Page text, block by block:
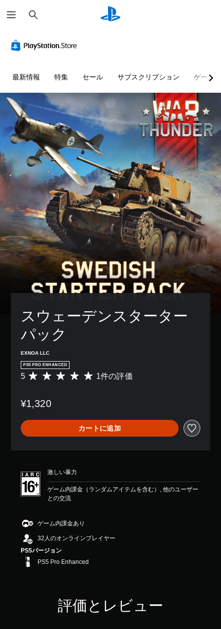
索
最新情報 特集 セール サブスクリプション ゲーム
スウェーデンスターター
パック
EXNOA LLC
PS5 PRO ENHANCED
評
は
、
平
均
5
段
階
5
で
す
5 1件の評価
¥1,320
カートに追加
激しい暴力
ゲーム内課金（ランダムアイテムを含む）, 他のユーザー
との交流
ゲーム内課金あり
32人のオンラインプレイヤー
PS5バージョン
PS5 Pro Enhanced
評価とレビュー